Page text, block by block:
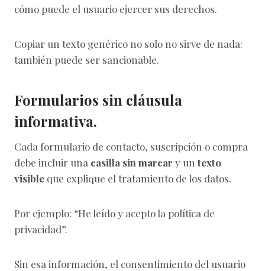
cómo puede el usuario ejercer sus derechos.
Copiar un texto genérico no solo no sirve de nada:
también puede ser sancionable.
Formularios sin cláusula
informativa.
Cada formulario de contacto, suscripción o compra
debe incluir una casilla sin marcar y untexto
visible que explique el tratamiento de los datos.
Por ejemplo: “He leído y acepto la política de
privacidad”.
Sin esa información, el consentimiento del usuario